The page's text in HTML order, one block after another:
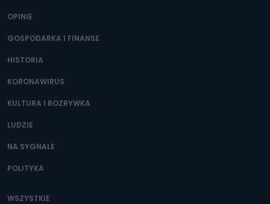
OPINIE
GOSPODARKA I FINANSE
HISTORIA
KORONAWIRUS
KULTURA I ROZRYWKA
LUDZIE
NA SYGNALE
POLITYKA
WSZYSTKIE